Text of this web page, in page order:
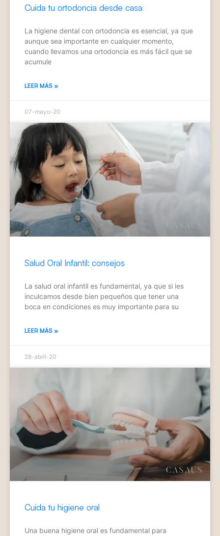
Cuida tu ortodoncia desde casa
La higiene dental con ortodoncia es esencial, ya que
aunque sea importante en cualquier momento,
cuando llevamos una ortodoncia es más fácil que se
acumule
LEER MÁS »
07-mayo-20
Salud Oral Infantil: consejos
La salud oral infantil es fundamental, ya que si les
inculcamos desde bien pequeños que tener una
boca en condiciones es muy importante para su
LEER MÁS »
28-abril-20
Cuida tu higiene oral
Una buena higiene oral es fundamental para